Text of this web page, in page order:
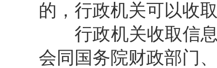
的，行政机关可以收
行政机关收取信息
会同国务院财政部门